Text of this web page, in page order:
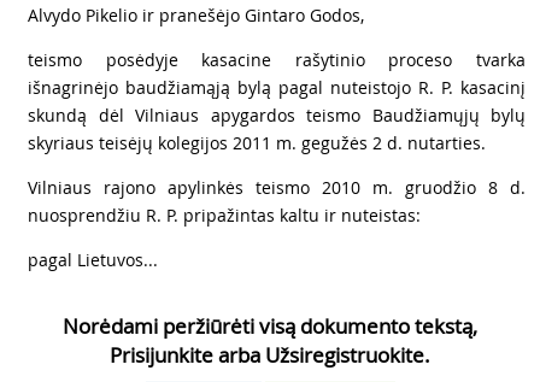
Alvydo Pikelio ir pranešėjo Gintaro Godos,
teismo posėdyje kasacine rašytinio proceso tvarka
išnagrinėjo baudžiamąją bylą pagal nuteistojo R. P. kasacinį
skundą dėl Vilniaus apygardos teismo Baudžiamųjų bylų
skyriaus teisėjų kolegijos 2011 m. gegužės 2 d. nutarties.
Vilniaus rajono apylinkės teismo 2010 m. gruodžio 8 d.
nuosprendžiu R. P. pripažintas kaltu ir nuteistas:
pagal Lietuvos...
Norėdami peržiūrėti visą dokumento tekstą,
Prisijunkite arba Užsiregistruokite.